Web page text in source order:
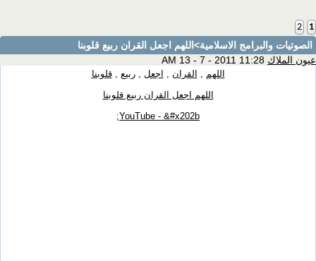
1
2
الصوتيات والبرامج الاسلامية>اللهم اجعل القران ربيع قلوبنا
عيون الملاك
اللهم القران اجعل ,ربيع ,قلوبنا
اللهم اجعل القران ربيع قلوبنا
YouTube - &#x202b;